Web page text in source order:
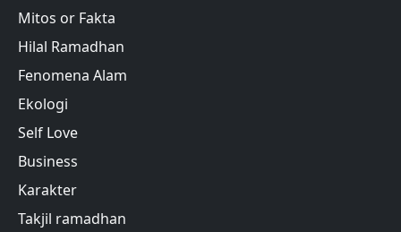
Mitos or Fakta
Hilal Ramadhan
Fenomena Alam
Ekologi
Self Love
Business
Karakter
Takjil ramadhan